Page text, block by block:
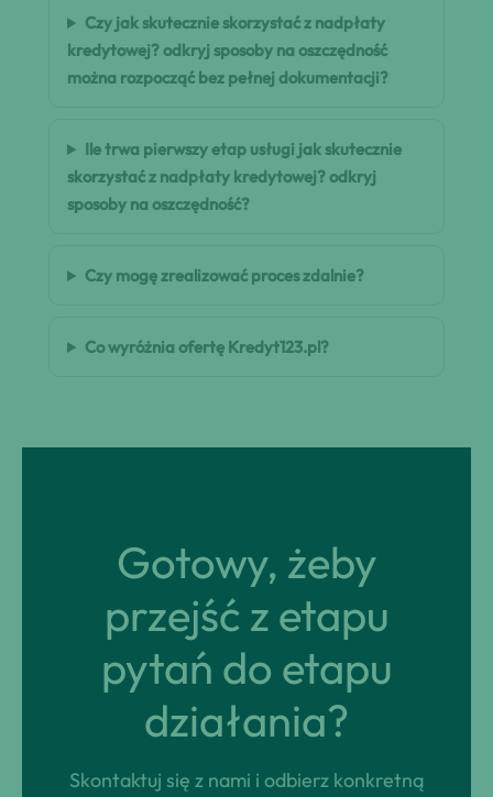
Czy jak skutecznie skorzystać z nadpłaty
kredytowej? odkryj sposoby na oszczędność
można rozpocząć bez pełnej dokumentacji?
Ile trwa pierwszy etap usługi jak skutecznie
skorzystać z nadpłaty kredytowej? odkryj
sposoby na oszczędność?
Czy mogę zrealizować proces zdalnie?
Co wyróżnia ofertę Kredyt123.pl?
Gotowy, żeby
przejść z etapu
pytań do etapu
działania?
Skontaktuj się z nami i odbierz konkretną